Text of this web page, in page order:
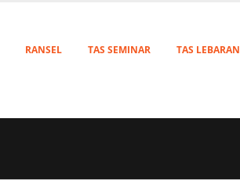
RANSEL TAS SEMINAR TAS LEBARAN